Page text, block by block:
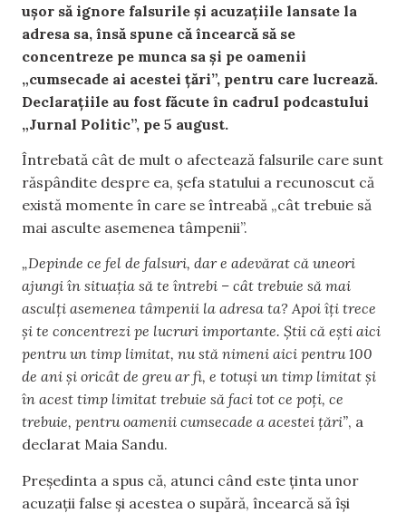
ușor să ignore falsurile și acuzațiile lansate la
adresa sa, însă spune că încearcă să se
concentreze pe munca sa și pe oamenii
„cumsecade ai acestei țări”, pentru care lucrează.
Declarațiile au fost făcute în cadrul podcastului
„Jurnal Politic”, pe 5 august.
Întrebată cât de mult o afectează falsurile care sunt
răspândite despre ea, șefa statului a recunoscut că
există momente în care se întreabă „cât trebuie să
mai asculte asemenea tâmpenii”.
„Depinde ce fel de falsuri, dar e adevărat că uneori
ajungi în situația să te întrebi – cât trebuie să mai
asculți asemenea tâmpenii la adresa ta? Apoi îți trece
și te concentrezi pe lucruri importante. Știi că ești aici
pentru un timp limitat, nu stă nimeni aici pentru 100
de ani și oricât de greu ar fi, e totuși un timp limitat și
în acest timp limitat trebuie să faci tot ce poți, ce
trebuie, pentru oamenii cumsecade a acestei țări”, a
declarat Maia Sandu.
Președinta a spus că, atunci când este ținta unor
acuzații false și acestea o supără, încearcă să își